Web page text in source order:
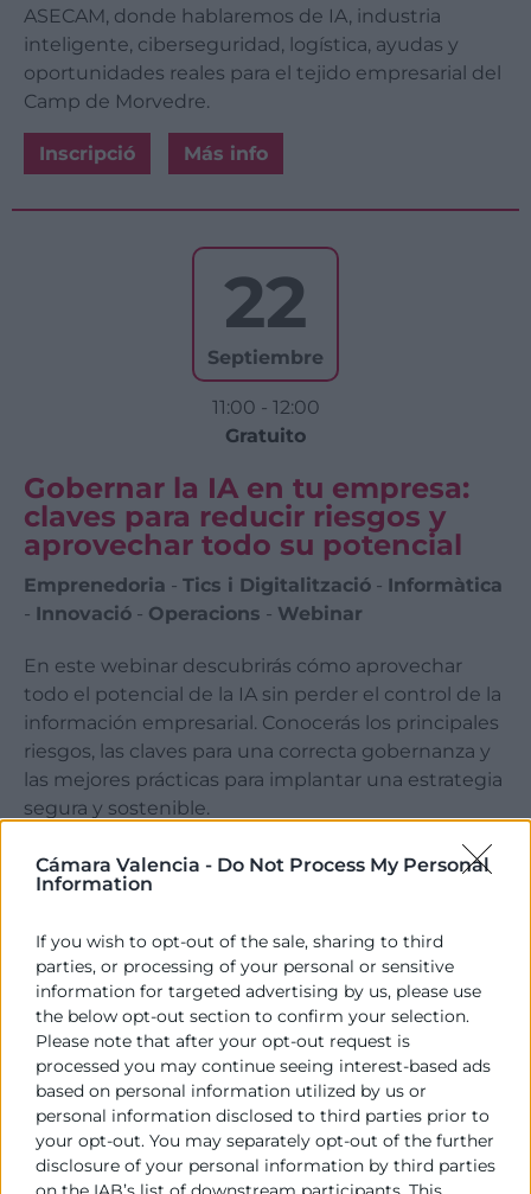
Cámara Valencia - Do Not Process My Personal
Information
If you wish to opt-out of the sale, sharing to third
parties, or processing of your personal or sensitive
information for targeted advertising by us, please use
the below opt-out section to confirm your selection.
Please note that after your opt-out request is
processed you may continue seeing interest-based ads
based on personal information utilized by us or
personal information disclosed to third parties prior to
your opt-out. You may separately opt-out of the further
disclosure of your personal information by third parties
ASECAM, donde hablaremos de IA, industria
inteligente, ciberseguridad, logística, ayudas y
oportunidades reales para el tejido empresarial del
Camp de Morvedre.
Inscripció Más info
22
Septiembre
11:00 - 12:00
Gratuito
Gobernar la IA en tu empresa:
claves para reducir riesgos y
aprovechar todo su potencial
Emprenedoria - Tics i Digitalització - Informàtica
- Innovació - Operacions - Webinar
En este webinar descubrirás cómo aprovechar
todo el potencial de la IA sin perder el control de la
información empresarial. Conocerás los principales
riesgos, las claves para una correcta gobernanza y
las mejores prácticas para implantar una estrategia
segura y sostenible.
Inscripció Más info
01
Octubre
-
Jornada